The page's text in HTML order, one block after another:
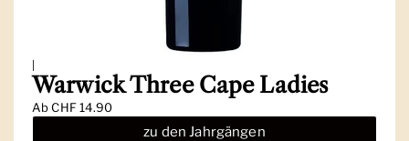
|
Warwick Three Cape Ladies
AbCHF 14.90
zu den Jahrgängen